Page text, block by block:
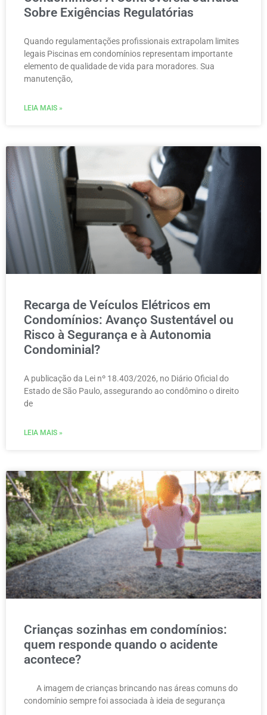
Sobre Exigências Regulatórias
Quando regulamentações profissionais extrapolam limites
legais Piscinas em condomínios representam importante
elemento de qualidade de vida para moradores. Sua
manutenção,
LEIA MAIS »
Recarga de Veículos Elétricos em
Condomínios: Avanço Sustentável ou
Risco à Segurança e à Autonomia
Condominial?
A publicação da Lei nº 18.403/2026, no Diário Oficial do
Estado de São Paulo, assegurando ao condômino o direito
de
LEIA MAIS »
Crianças sozinhas em condomínios:
quem responde quando o acidente
acontece?
A imagem de crianças brincando nas áreas comuns do
condomínio sempre foi associada à ideia de segurança